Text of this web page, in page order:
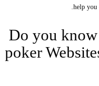
help you
Do you
poker